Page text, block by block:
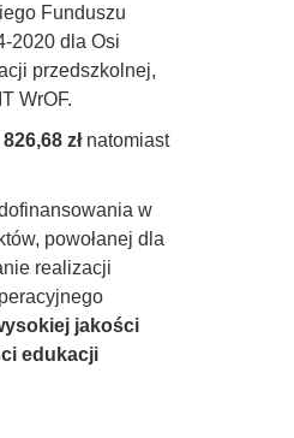
Funduszu
2020 dla Osi
przedszkolnej,
WrOF.
złnatomiast
w
powołanej dla
realizacji
jakości
edukacji